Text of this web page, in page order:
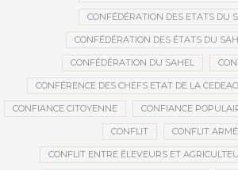
CONFÉDÉRATION DES ETATS DU
CONFÉDÉRATION DES ÉTATS DU
CONFÉDÉRATION DU SAHEL
CONFÉRENCE DES CHEFS ETAT DE LA CEDEAO
CONFIANCE CITOYENNE CONFIANCE
CONFLIT CONFLIT ARMÉ
CONFLIT ENTRE ÉLEVEURS ET